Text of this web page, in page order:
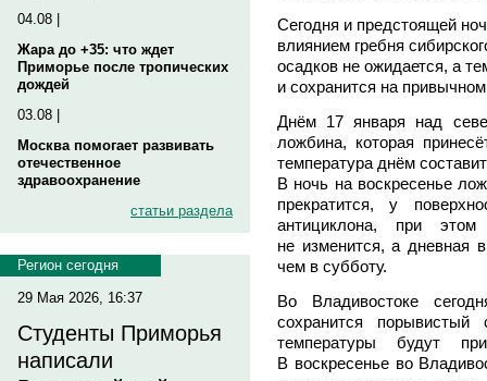
04.08 |
Жара до +35: что ждет
Приморье после тропических
дождей
03.08 |
Москва помогает развивать
отечественное
здравоохранение
статьи раздела
Регион сегодня
29 Мая 2026, 16:37
Студенты Приморья
написали
Сегодня и предстоящей
влиянием гребня
осадков не ожидается, а
и сохранится на
Днём 17 января над
ложбина, которая
температура днём
В ночь на воскресенье
прекратится, у
антициклона, при этом
не изменится, а дневная
чем в субботу.
Во Владивостоке
сохранится
температуры будут
В воскресенье во